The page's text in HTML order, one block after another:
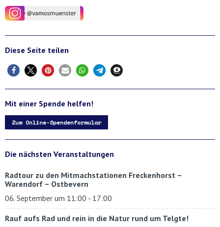
Diese Seite teilen
Mit einer Spende helfen!
Zum Online-Spendenformular
Die nächsten Veranstaltungen
Radtour zu den Mitmachstationen Freckenhorst –
Warendorf – Ostbevern
06. September um 11:00 - 17:00
Rauf aufs Rad und rein in die Natur rund um Telgte!